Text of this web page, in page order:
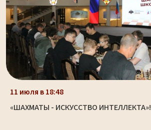
11 июля в 18:48
«ШАХМАТЫ - ИСКУССТВО ИНТЕЛЛЕКТА»!